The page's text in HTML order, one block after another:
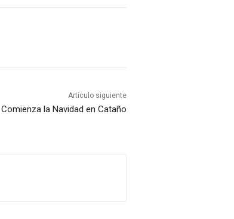
Artículo siguiente
Comienza la Navidad en Cataño